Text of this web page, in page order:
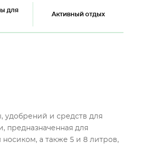
для
Активный отдых
удобрений и средств для
предназначенная для
а также 5 и 8 литров,